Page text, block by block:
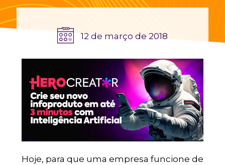
12 de março de 2018
Hoje, para que uma empresa funcione de